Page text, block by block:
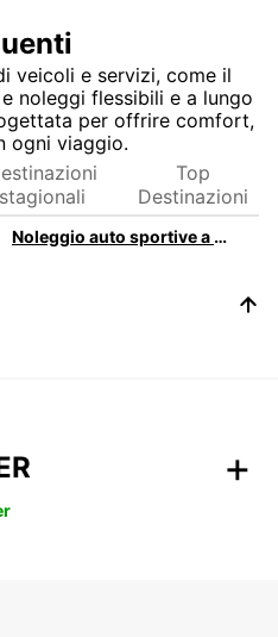
veicoli e servizi, come il
noleggi flessibili e a lungo
per offrire comfort,
ogni viaggio.
stagionali
Top
Destinazioni
Noleggio auto sportive a Milano con Europcar